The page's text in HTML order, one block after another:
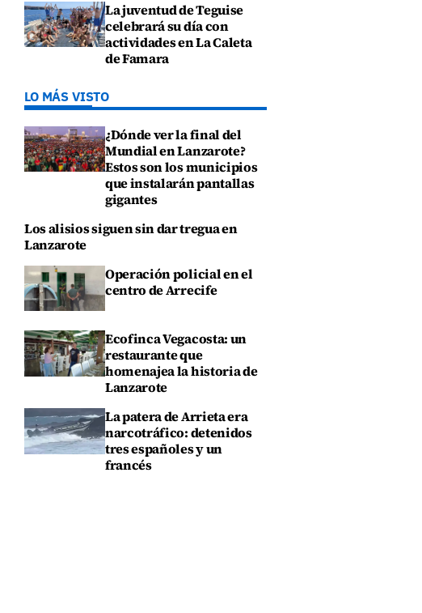
La juventud de Teguise
celebrará su día con
actividades en La Caleta
de Famara
LO MÁS VISTO
¿Dónde ver la final del
Mundial en Lanzarote?
Estos son los municipios
que instalarán pantallas
gigantes
Los alisios siguen sin dar tregua en
Lanzarote
Operación policial en el
centro de Arrecife
Ecofinca Vegacosta: un
restaurante que
homenajea la historia de
Lanzarote
La patera de Arrieta era
narcotráfico: detenidos
tres españoles y un
francés